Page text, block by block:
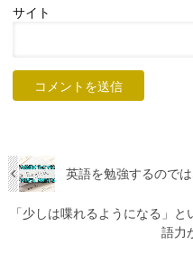
サイト
英語を勉強するので
「少しは喋れるようになる」
語力